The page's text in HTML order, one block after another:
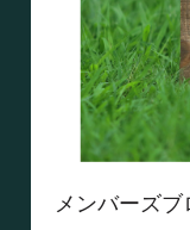
メンバーズ